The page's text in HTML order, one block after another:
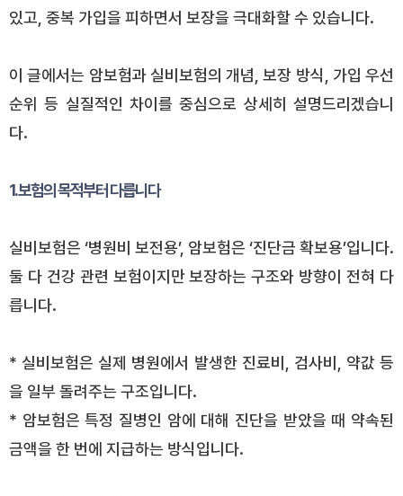
있고, 중복 가입을 피하면서 보장을 극대화할 수 있습니다.
이 글에서는 암보험과 실비보험의 개념, 보장 방식, 가입 우선
순위 등 실질적인 차이를 중심으로 상세히 설명드리겠습니
다.
1. 보험의 목적부터 다릅니다
실비보험은 ‘병원비 보전용’, 암보험은 ‘진단금 확보용’입니다.
둘 다 건강 관련 보험이지만 보장하는 구조와 방향이 전혀 다
릅니다.
* 실비보험은 실제 병원에서 발생한 진료비, 검사비, 약값 등
을 일부 돌려주는 구조입니다.
* 암보험은 특정 질병인 암에 대해 진단을 받았을 때 약속된
금액을 한 번에 지급하는 방식입니다.